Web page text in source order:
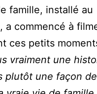
famille, installé au
a commencé à
ces petits
vraiment une
plutôt une façon de